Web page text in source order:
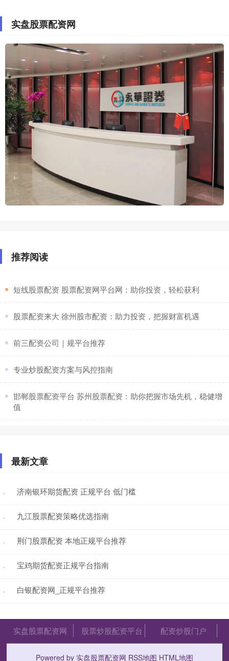
实盘股票配资网
推荐阅读
​短线股票配资 股票配资网平台网：助你投资，轻松获利
​股票配资来大 徐州股市配资：助力投资，把握财富机遇
​前三配资公司｜规平台推荐
​专业炒股配资方案与风控指南
​邯郸股票配资平台 苏州股票配资：助你把握市场先机，稳健增
值
最新文章
· 济南银环期货配资 正规平台 低门槛
· 九江股票配资策略优选指南
· 荆门股票配资 本地正规平台推荐
· 宝鸡期货配资正规平台指南
· 白银配资网_正规平台推荐
实盘股票配资网 股票炒股配资平台 配资炒股门户
Powered by 实盘股票配资网 RSS地图 HTML地图